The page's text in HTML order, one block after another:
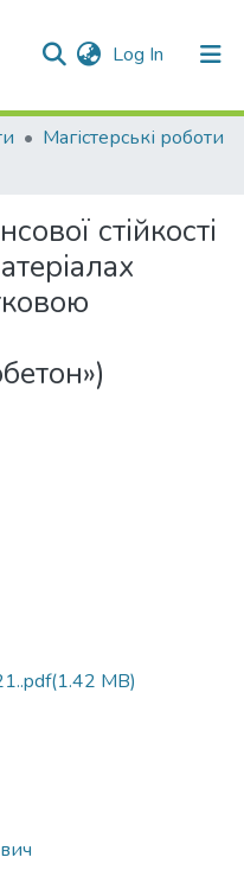
Log In (current)
Магістерські роботи
стійкості
(1.42 MB)